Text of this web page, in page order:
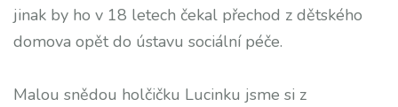
jinak by ho v 18 letech čekal přechod z dětského
domova opět do ústavu sociální péče.
Malou snědou holčičku Lucinku jsme si z